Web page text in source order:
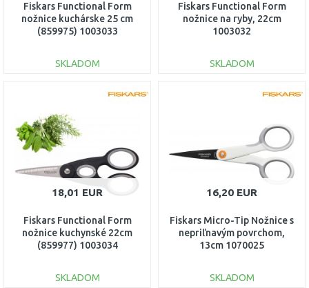
Fiskars Functional Form
nožnice kuchárske 25 cm
(859975) 1003033
SKLADOM
DO KOŠÍKA
Porovnať
Fiskars Functional Form
nožnice na ryby, 22cm
1003032
SKLADOM
DO KOŠÍKA
18,01 EUR
Fiskars Functional Form
nožnice kuchynské 22cm
(859977) 1003034
SKLADOM
16,20 EUR
Fiskars Micro-Tip Nožnice s
nepriľnavým povrchom,
13cm 1070025
SKLADOM